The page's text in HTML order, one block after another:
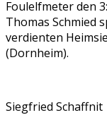
Foulelfmeter den
Thomas Schmied
verdienten
(Dornheim).
Siegfried Schaffnit